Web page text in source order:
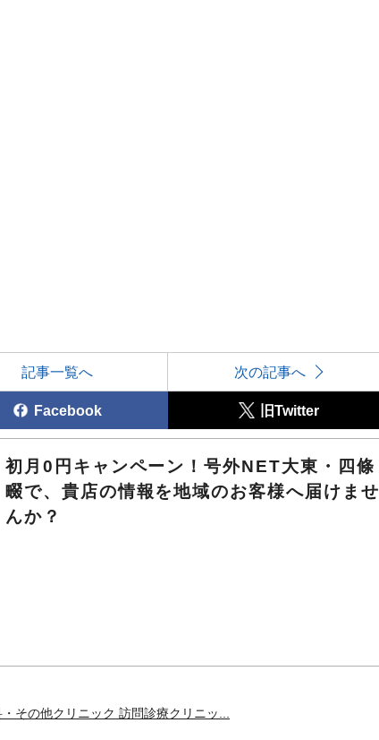
記事一覧へ 次の記事へ
Facebook 旧Twitter
初月0円キャンペーン！号外NET大東・四條
畷で、貴店の情報を地域のお客様へ届けませ
んか？
その他クリニック 訪問診療クリニッ...